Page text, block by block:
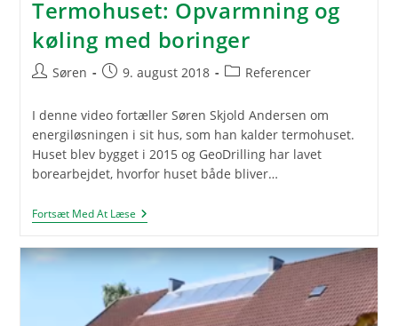
Termohuset: Opvarmning og
køling med boringer
PostSøren
Post9. august 2018
PostReferencer
I denne video fortæller Søren Skjold Andersen om
energiløsningen i sit hus, som han kalder termohuset.
Huset blev bygget i 2015 og GeoDrilling har lavet
borearbejdet, hvorfor huset både bliver…
Fortsæt Med At LæseTermohuset:
Opvarmning
Køling
Boringer